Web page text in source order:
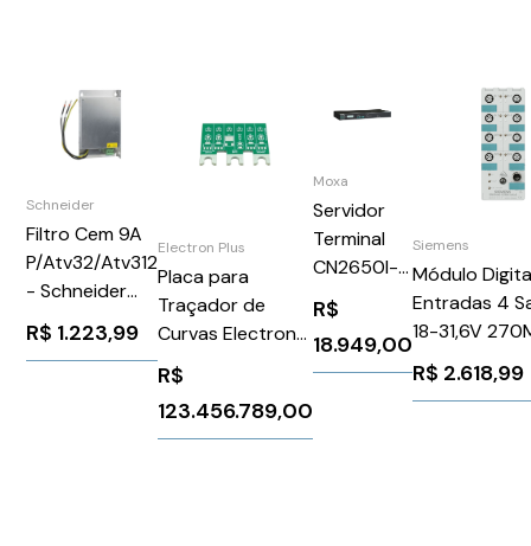
Schneider
Filtro Cem 9A
P/Atv32/Atv312
- Schneider
VW3A4420
R$ 1.223,99
Electron Plus
Placa para
Traçador de
Curvas Electron
Plus 502-011
R$
123.456.789,00
Moxa
Servidor
Terminal
CN2650I-
16-2AC
R$
18.949,00
Siemens
Módulo
Entradas 4
18-31,6V
K60 Siemens
R$ 2.618,99